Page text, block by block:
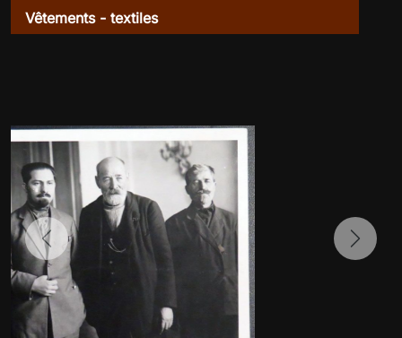
Vêtements - textiles
Previous Next